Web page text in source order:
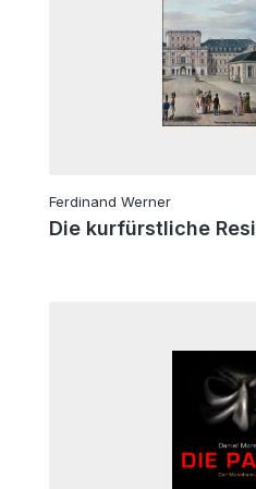
Ferdinand Werner
Die kurfürstliche